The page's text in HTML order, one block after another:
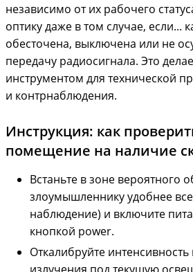
независимо от их рабочего
оптику даже в том случае, если...
обесточена, выключена или не
передачу радиосигнала. Это
инструментом для технической
и контрнаблюдения.
Инструкция: как
помещение на наличие
Встаньте в зоне вероятного
злоумышленнику удобнее
наблюдение) и включите
кнопкой power.
Откалибруйте